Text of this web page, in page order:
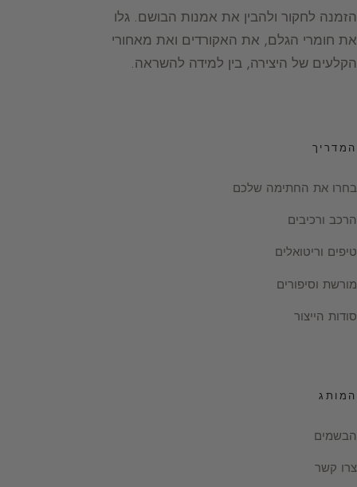
הזמנה לחקור ולהבין את אמנות הבושם. גלו
את חומרי הגלם, את האקורדים ואת מאחורי
הקלעים של היצירה, בין למידה להשראה.
המדריך
בחרו את החתימה שלכם
הרכב ורכיבים
טיפים וריטואלים
מורשת וסיפורים
סודות הייצור
המותג
הבשמים
צרו קשר